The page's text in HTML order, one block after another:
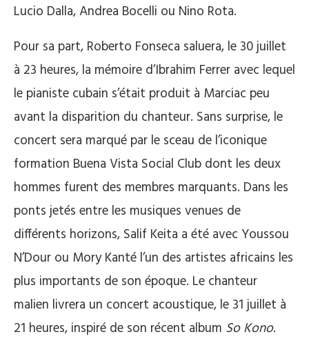
Lucio Dalla, Andrea Bocelli ou Nino Rota.
Pour sa part, Roberto Fonseca saluera, le 30 juillet
à 23 heures, la mémoire d’Ibrahim Ferrer avec lequel
le pianiste cubain s’était produit à Marciac peu
avant la disparition du chanteur. Sans surprise, le
concert sera marqué par le sceau de l’iconique
formation Buena Vista Social Club dont les deux
hommes furent des membres marquants. Dans les
ponts jetés entre les musiques venues de
différents horizons, Salif Keita a été avec Youssou
N’Dour ou Mory Kanté l’un des artistes africains les
plus importants de son époque. Le chanteur
malien livrera un concert acoustique, le 31 juillet à
21 heures, inspiré de son récent album So Kono.